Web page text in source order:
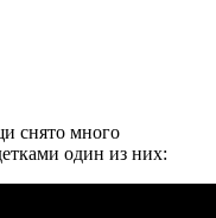
снято много
один из них: